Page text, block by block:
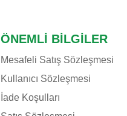
ÖNEMLI BILGILER
Mesafeli Satış Sözleşmesi
Kullanıcı Sözleşmesi
İade Koşulları